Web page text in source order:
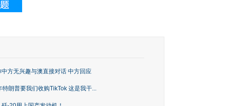
方无兴趣与澳直接对话 中方回应
特朗普要我们收购TikTok 这是我干...